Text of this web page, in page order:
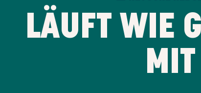
LÄUFT WIE